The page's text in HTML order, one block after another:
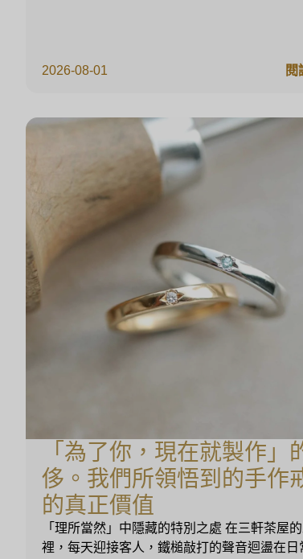
2026-08-01 閱
「為了你，現在就製作」
侈。我們所領悟到的手作
的真正價值
「理所當然」中隱藏的特別之處 在三軒茶屋
裡，每天迎接客人，鐵槌敲打的聲音迴盪在日